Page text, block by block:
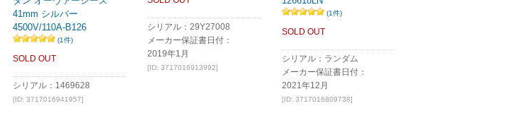
41mm シルバー
4500V/110A-B126
(1件)
SOLD OUT
シリアル：1469628
[ID: 3717016941957]
シリアル：29Y27008
メーカー保証書日付：
2019年1月
[ID: 3717016913992]
(1件)
SOLD OUT
シリアル：ランダム
メーカー保証書日付：
2021年12月
[ID: 3717016809738]